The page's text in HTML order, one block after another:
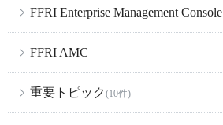
FFRI Enterprise Management Console
FFRI AMC
重要トピック (10件)